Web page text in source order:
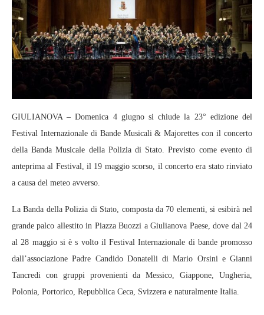
GIULIANOVA – Domenica 4 giugno si chiude la 23° edizione del
Festival Internazionale di Bande Musicali & Majorettes con il concerto
della Banda Musicale della Polizia di Stato. Previsto come evento di
anteprima al Festival, il 19 maggio scorso, il concerto era stato rinviato
a causa del meteo avverso.
La Banda della Polizia di Stato, composta da 70 elementi, si esibirà nel
grande palco allestito in Piazza Buozzi a Giulianova Paese, dove dal 24
al 28 maggio si è s volto il Festival Internazionale di bande promosso
dall’associazione Padre Candido Donatelli di Mario Orsini e Gianni
Tancredi con gruppi provenienti da Messico, Giappone, Ungheria,
Polonia, Portorico, Repubblica Ceca, Svizzera e naturalmente Italia.